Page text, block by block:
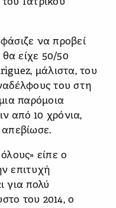
να προβεί
είχε 50/50
μάλιστα, του
του στη
παρόμοια
από 10 χρόνια,
είπε ο
επιτυχή
για πολύ
του 2014, ο